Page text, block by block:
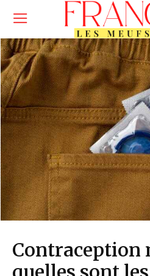
Contraception